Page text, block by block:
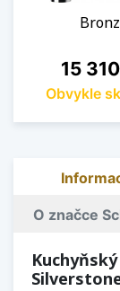
Cena
15
Obvykle
O značce